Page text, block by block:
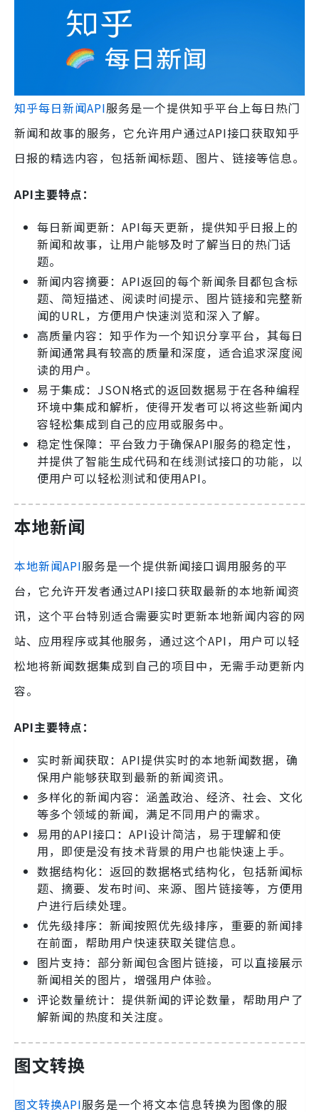
知乎每日新闻API服务是一个提供知乎平台上每日热门
新闻和故事的服务，它允许用户通过API接口获取知乎
日报的精选内容，包括新闻标题、图片、链接等信息。
API主要特点：
每日新闻更新：API每天更新，提供知乎日报上的
新闻和故事，让用户能够及时了解当日的热门话
题。
新闻内容摘要：API返回的每个新闻条目都包含标
题、简短描述、阅读时间提示、图片链接和完整新
闻的URL，方便用户快速浏览和深入了解。
高质量内容：知乎作为一个知识分享平台，其每日
新闻通常具有较高的质量和深度，适合追求深度阅
读的用户。
易于集成：JSON格式的返回数据易于在各种编程
环境中集成和解析，使得开发者可以将这些新闻内
容轻松集成到自己的应用或服务中。
稳定性保障：平台致力于确保API服务的稳定性，
并提供了智能生成代码和在线测试接口的功能，以
便用户可以轻松测试和使用API。
本地新闻
本地新闻API服务是一个提供新闻接口调用服务的平
台，它允许开发者通过API接口获取最新的本地新闻资
讯，这个平台特别适合需要实时更新本地新闻内容的网
站、应用程序或其他服务，通过这个API，用户可以轻
松地将新闻数据集成到自己的项目中，无需手动更新内
容。
API主要特点：
实时新闻获取：API提供实时的本地新闻数据，确
保用户能够获取到最新的新闻资讯。
多样化的新闻内容：涵盖政治、经济、社会、文化
等多个领域的新闻，满足不同用户的需求。
易用的API接口：API设计简洁，易于理解和使
用，即使是没有技术背景的用户也能快速上手。
数据结构化：返回的数据格式结构化，包括新闻标
题、摘要、发布时间、来源、图片链接等，方便用
户进行后续处理。
优先级排序：新闻按照优先级排序，重要的新闻排
在前面，帮助用户快速获取关键信息。
图片支持：部分新闻包含图片链接，可以直接展示
新闻相关的图片，增强用户体验。
评论数量统计：提供新闻的评论数量，帮助用户了
解新闻的热度和关注度。
图文转换
图文转换API服务是一个将文本信息转换为图像的服